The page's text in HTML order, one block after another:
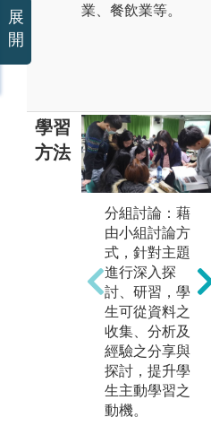
業、餐飲業等。
學習
方法
分組討論：藉
由小組討論方
式，針對主題
進行深入探
討、研習，學
生可從資料之
收集、分析及
經驗之分享與
探討，提升學
生主動學習之
動機。
展
開